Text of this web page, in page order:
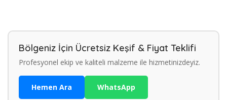
Bölgeniz İçin Ücretsiz Keşif & Fiyat Teklifi
Profesyonel ekip ve kaliteli malzeme ile hizmetinizdeyiz.
Hemen Ara WhatsApp